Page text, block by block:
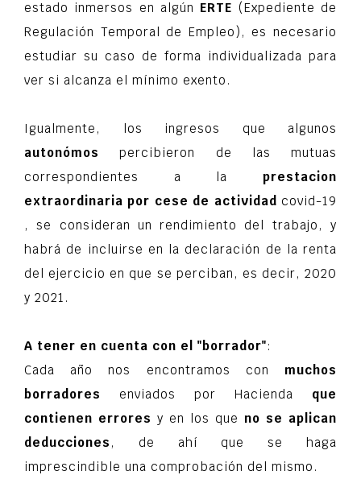
estado inmersos en algún ERTE (Expediente de
Regulación Temporal de Empleo), es necesario
estudiar su caso de forma individualizada para
ver si alcanza el mínimo exento.
Igualmente, los ingresos que algunos
autonómos
percibieron de las mutuas
correspondientes a la prestacion
extraordinaria por cese de actividad covid-19
, se consideran un rendimiento del trabajo, y
habrá de incluirse en la declaración de la renta
del ejercicio en que se perciban, es decir, 2020
y 2021.
A tener en cuenta con el "borrador":
Cada año nos encontramos con muchos
borradores
enviados por Hacienda que
contienen errores y en los que no se aplican
deducciones , de ahí que se haga
imprescindible una comprobación del mismo.